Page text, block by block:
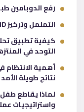
رفع الدوبامين طبيعيًا- 7 استراتيجيات
التململ وتركيز ADHD-هل الحركة مفيدة؟
التوحد في
أهمية الانتظام
نتائج طويلة الأمد
لماذا يقاطع
واستراتيجيات